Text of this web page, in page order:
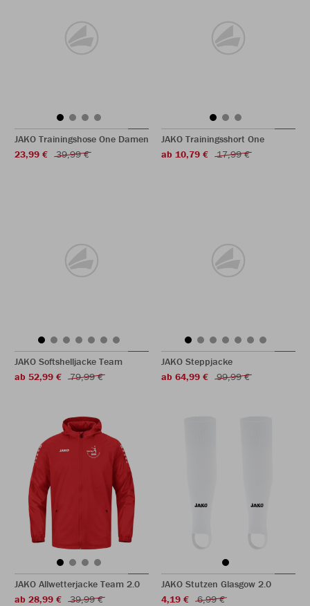
JAKO Trainingshose One Damen
23,99 €
39,99 €
JAKO Trainingsshort One
ab 10,79 €
17,99 €
JAKO Softshelljacke Team
ab 52,99 €
79,99 €
JAKO Steppjacke
ab 64,99 €
99,99 €
JAKO Allwetterjacke Team 2.0
ab 28,99 €
39,99 €
JAKO Stutzen Glasgow 2.0
4,19 €
6,99 €